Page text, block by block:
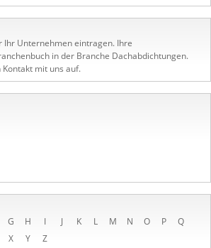
Ihr Unternehmen eintragen. Ihre
in der Branche Dachabdichtungen.
mit uns auf.
G H I J K L M N O P
Q
X Y Z